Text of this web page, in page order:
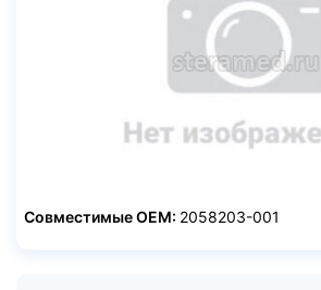
Совместимые ОЕМ: 2058203-001